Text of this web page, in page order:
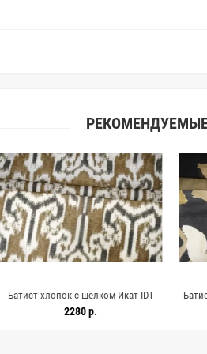
шёлком Икат IDT
Батист хлопок с
Лошади на чёрном